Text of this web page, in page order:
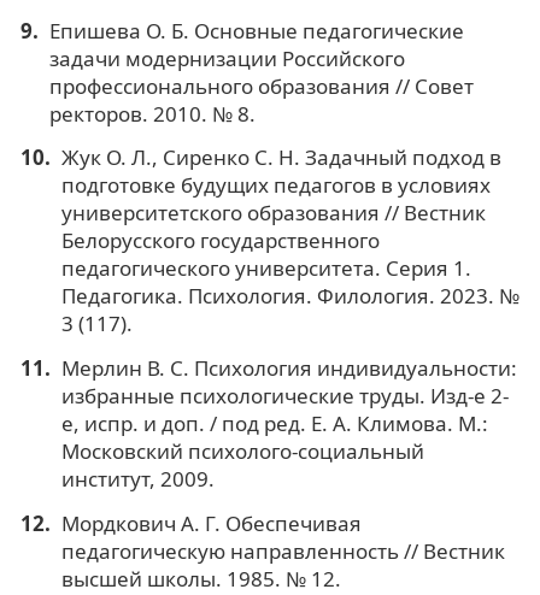
Епишева О. Б. Основные педагогические
задачи модернизации Российского
профессионального образования // Совет
ректоров. 2010. № 8.
Жук О. Л., Сиренко С. Н. Задачный подход в
подготовке будущих педагогов в условиях
университетского образования // Вестник
Белорусского государственного
педагогического университета. Серия 1.
Педагогика. Психология. Филология. 2023. №
3 (117).
Мерлин В. С. Психология индивидуальности:
избранные психологические труды. Изд-е 2-
е, испр. и доп. / под ред. Е. А. Климова. М.:
Московский психолого-социальный
институт, 2009.
Мордкович А. Г. Обеспечивая
педагогическую направленность // Вестник
высшей школы. 1985. № 12.